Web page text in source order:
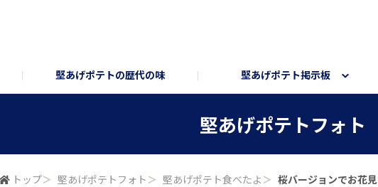
堅あげポテトの歴代の味 堅あげポテト掲示板
堅あげポテトフォト
トップ＞ 堅あげポテトフォト ＞ 堅あげポテト食べたよ ＞ 桜バージョンでお花見